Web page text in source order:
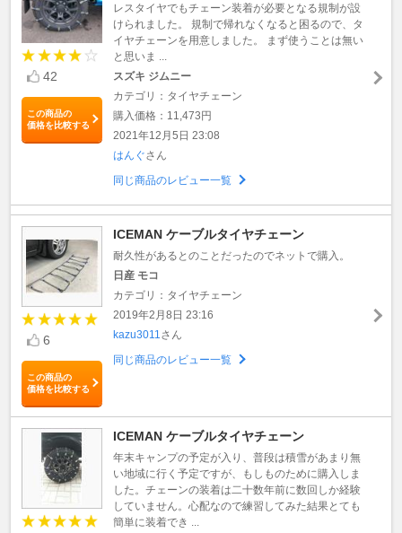
42
この商品の
価格を比較する
レスタイヤでもチェーン装着が必要となる規制が設
けられました。 規制で帰れなくなると困るので、タ
イヤチェーンを用意しました。 まず使うことは無い
と思いま ...
スズキ ジムニー
カテゴリ：タイヤチェーン
購入価格：11,473円
2021年12月5日 23:08
はんぐさん
同じ商品のレビュー一覧
6
この商品の
価格を比較する
ICEMAN ケーブルタイヤチェーン
耐久性があるとのことだったのでネットで購入。
日産 モコ
カテゴリ：タイヤチェーン
2019年2月8日 23:16
kazu3011 さん
同じ商品のレビュー一覧
ICEMAN ケーブルタイヤチェーン
年末キャンプの予定が入り、普段は積雪があまり無
い地域に行く予定ですが、もしものために購入しま
した。チェーンの装着は二十数年前に数回しか経験
していません。心配なので練習してみた結果とても
簡単に装着でき ...